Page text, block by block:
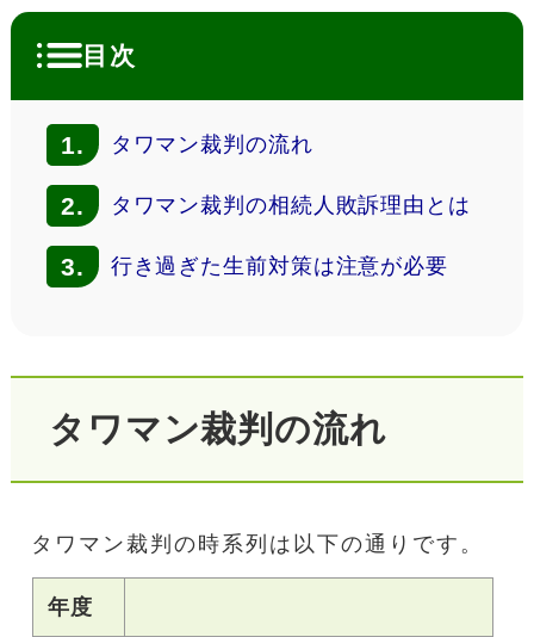
目次
1. タワマン裁判の流れ
2. タワマン裁判の相続人敗訴理由とは
3. 行き過ぎた生前対策は注意が必要
タワマン裁判の流れ
タワマン裁判の時系列は以下の通りです。
年度